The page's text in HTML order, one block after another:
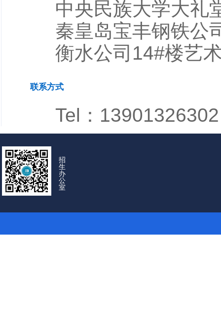
中央民族大学大礼
秦皇岛宝丰钢铁公
衡水公司14#楼艺
联系方式
Tel：13901326302
招
生
办
公
室